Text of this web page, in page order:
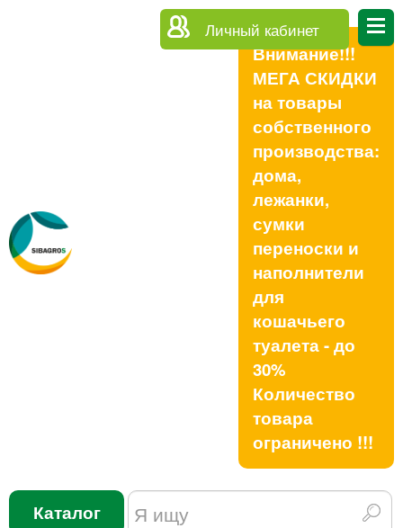
Личный кабинет
Внимание!!!
МЕГА СКИДКИ
на товары
собственного
производства:
дома,
лежанки,
сумки
переноски и
наполнители
для
кошачьего
туалета - до
30%
Количество
товара
ограничено !!!
Каталог